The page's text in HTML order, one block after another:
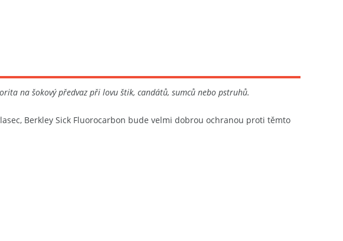
na šokový předvaz při lovu štik, candátů, sumců nebo pstruhů.
Berkley Sick Fluorocarbon bude velmi dobrou ochranou proti těmto